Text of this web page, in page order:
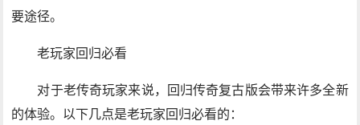
要途径。
老玩家回归必看
对于老传奇玩家来说，回归传奇复古版会带来许多全新
的体验。以下几点是老玩家回归必看的：